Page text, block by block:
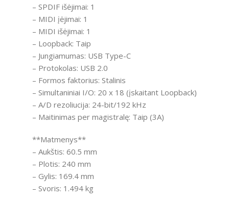
– SPDIF išėjimai: 1
– MIDI įėjimai: 1
– MIDI išėjimai: 1
– Loopback: Taip
– Jungiamumas: USB Type-C
– Protokolas: USB 2.0
– Formos faktorius: Stalinis
– Simultaniniai I/O: 20 x 18 (įskaitant Loopback)
– A/D rezoliucija: 24-bit/192 kHz
– Maitinimas per magistralę: Taip (3A)
**Matmenys**
– Aukštis: 60.5 mm
– Plotis: 240 mm
– Gylis: 169.4 mm
– Svoris: 1.494 kg